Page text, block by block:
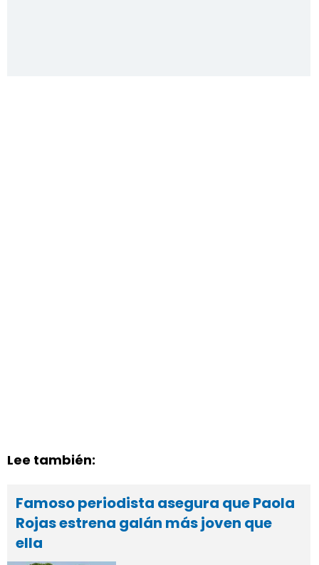
Lee también:
Famoso periodista asegura que Paola
Rojas estrena galán más joven que
ella